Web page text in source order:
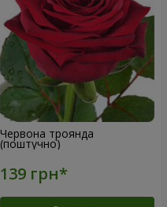
Червона троянда
(поштучно)